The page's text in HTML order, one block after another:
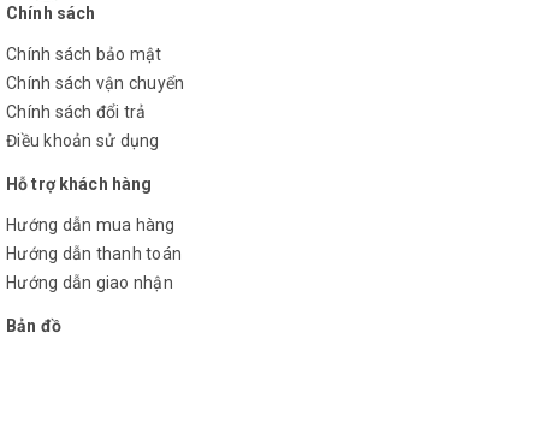
Đội Ngũ Kỹ Thuật Viên Tận Tình, Chuyên
Nghiệp, Hỗ Trợ 24/7.
PHƯƠNG THỨC ĐẶT HÀNG:
I. Đặt hàng bằng cách liên hệ trực tiếp với công
ty qua số Hotline:
Zalo, gmail với chúng tôi.
II. Đặt hàng online ngay trên website:
Chính sách
Chính sách bảo mật
Chính sách vận chuyển
Chính sách đổi trả
Điều khoản sử dụng
Hỗ trợ khách hàng
Hướng dẫn mua hàng
Hướng dẫn thanh toán
Hướng dẫn giao nhận
Bản đồ